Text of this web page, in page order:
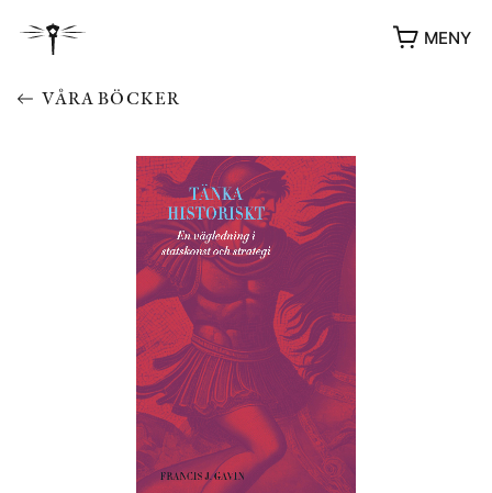
MENY
YUKIKO OCH PATRIK MÖTER
STOLPE STORIES
UTMÄRKELSER
VÅRA BÖCKER